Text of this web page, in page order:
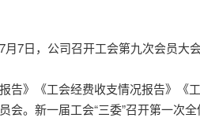
7日，公司召开工会第九次会员
告》《工会经费收支情况报告》《
会。新一届工会“三委”召开第一次